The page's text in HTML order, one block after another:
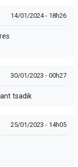
14/01/2024 - 18h26
30/01/2023 - 00h27
tsadik
25/01/2023 - 14h05